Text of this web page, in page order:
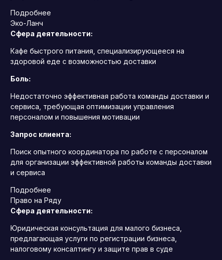
Подробнее
Эко-Ланч
Сфера деятельности:
Кафе быстрого питания, специализирующееся на
здоровой еде с возможностью доставки
Боль:
Недостаточно эффективная работа команды доставки и
сервиса, требующая оптимизации управления
персоналом и повышения мотивации
Запрос клиента:
Поиск опытного координатора по работе с персоналом
для организации эффективной работы команды доставки
и сервиса
Подробнее
Право на Ряду
Сфера деятельности:
Юридическая консультация для малого бизнеса,
предлагающая услуги по регистрации бизнеса,
налоговому консалтингу и защите прав в суде